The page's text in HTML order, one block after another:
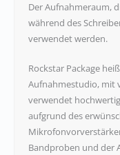
Der Aufnahmeraum,
während des
verwendet werden.
Rockstar Package
Aufnahmestudio, mit
verwendet
aufgrund des
Bandproben und der